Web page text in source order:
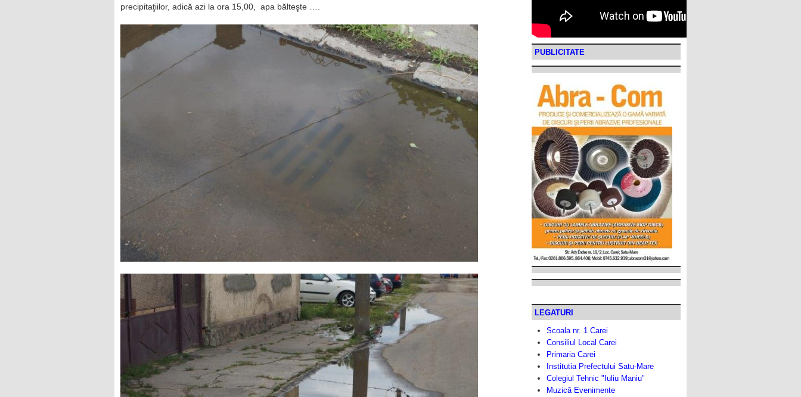
precipitaţiilor, adică azi la ora 15,00, apa bălteşte ….
PUBLICITATE
LEGATURI
Scoala nr. 1 Carei
Consiliul Local Carei
Primaria Carei
Institutia Prefectului Satu-Mare
Colegiul Tehnic "Iuliu Maniu"
Muzică Evenimente